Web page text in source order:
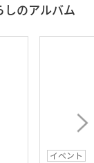
しのアルバム
イベント